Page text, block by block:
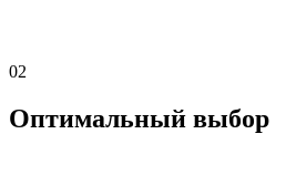
02
Оптимальный выбор